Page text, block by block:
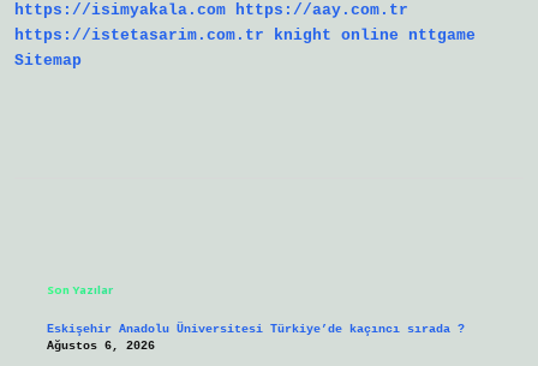
Elektrik
Üretir
https://isimyakala.com https://aay.com.tr
https://istetasarim.com.tr
knight online
nttgame
Sitemap
Son Yazılar
Eskişehir Anadolu Üniversitesi Türkiye’de kaçıncı sırada ?
Ağustos 6, 2026